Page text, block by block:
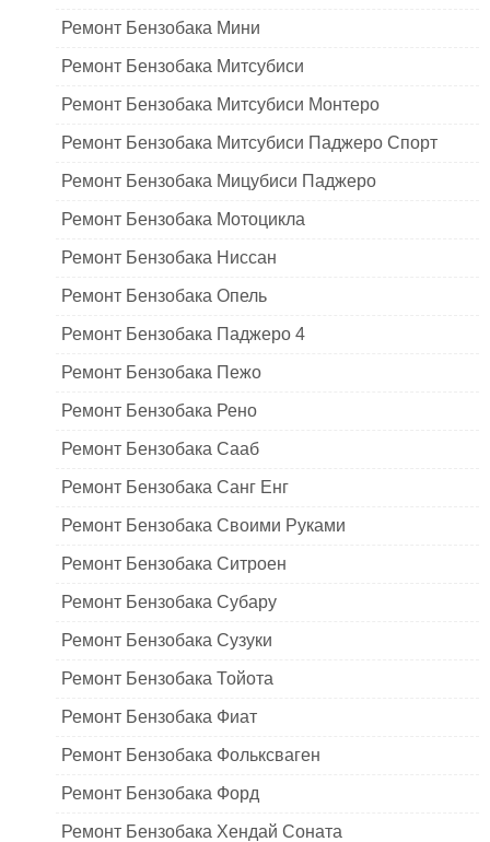
Ремонт Бензобака Мини
Ремонт Бензобака Митсубиси
Ремонт Бензобака Митсубиси Монтеро
Ремонт Бензобака Митсубиси Паджеро Спорт
Ремонт Бензобака Мицубиси Паджеро
Ремонт Бензобака Мотоцикла
Ремонт Бензобака Ниссан
Ремонт Бензобака Опель
Ремонт Бензобака Паджеро 4
Ремонт Бензобака Пежо
Ремонт Бензобака Рено
Ремонт Бензобака Сааб
Ремонт Бензобака Санг Енг
Ремонт Бензобака Своими Руками
Ремонт Бензобака Ситроен
Ремонт Бензобака Субару
Ремонт Бензобака Сузуки
Ремонт Бензобака Тойота
Ремонт Бензобака Фиат
Ремонт Бензобака Фольксваген
Ремонт Бензобака Форд
Ремонт Бензобака Хендай Соната